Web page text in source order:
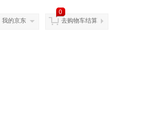
我的京东
0
去购物车结算